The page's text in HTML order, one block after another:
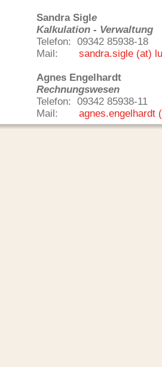
Sandra Sigle
Kalkulation - Verwaltung
Telefon: 09342 85938-18
Mail: sandra.sigle (at)
Agnes Engelhardt
Rechnungswesen
Telefon: 09342 85938-11
Mail: agnes.engelhardt